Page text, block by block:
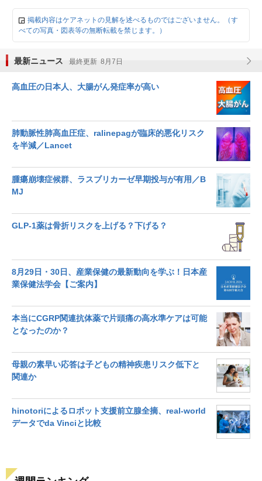
掲載内容はケアネットの見解を述べるものではございません。（す
べての写真・図表等の無断転載を禁じます。）
最新ニュース 最終更新 8月7日
高血圧の日本人、大腸がん発症率が高い
肺動脈性肺高血圧症、ralinepagが臨床的悪化リスク
を半減／Lancet
腫瘍崩壊症候群、ラスブリカーゼ早期投与が有用／B
MJ
GLP-1薬は骨折リスクを上げる？下げる？
8月29日・30日、産業保健の最新動向を学ぶ！日本産
業保健法学会【ご案内】
本当にCGRP関連抗体薬で片頭痛の高水準ケアは可能
となったのか？
母親の素早い応答は子どもの精神疾患リスク低下と
関連か
hinotoriによるロボット支援前立腺全摘、real-world
データでda Vinciと比較